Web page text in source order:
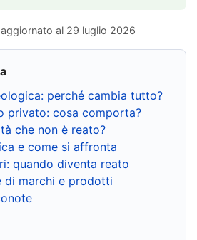
al 29 luglio 2026
perché cambia tutto?
privato: cosa comporta?
che non è reato?
e come si affronta
quando diventa reato
di marchi e prodotti